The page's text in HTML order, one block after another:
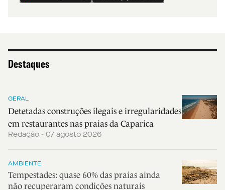
Destaques
GERAL
Detetadas construções ilegais e irregularidades
em restaurantes nas praias da Caparica
Redação - 07 agosto 2026
AMBIENTE
Tempestades: quase 60% das praias ainda
não recuperaram condições naturais